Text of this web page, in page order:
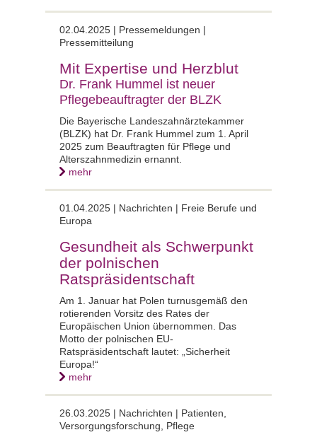
02.04.2025 | Pressemeldungen |
Pressemitteilung
Mit Expertise und Herzblut
Dr. Frank Hummel ist neuer
Pflegebeauftragter der BLZK
Die Bayerische Landeszahnärztekammer
(BLZK) hat Dr. Frank Hummel zum 1. April
2025 zum Beauftragten für Pflege und
Alterszahnmedizin ernannt.
mehr
01.04.2025 | Nachrichten | Freie Berufe und
Europa
Gesundheit als Schwerpunkt
der polnischen
Ratspräsidentschaft
Am 1. Januar hat Polen turnusgemäß den
rotierenden Vorsitz des Rates der
Europäischen Union übernommen. Das
Motto der polnischen EU-
Ratspräsidentschaft lautet: „Sicherheit
Europa!“
mehr
26.03.2025 | Nachrichten | Patienten,
Versorgungsforschung, Pflege